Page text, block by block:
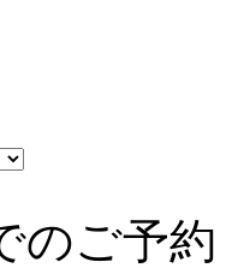
のご予約